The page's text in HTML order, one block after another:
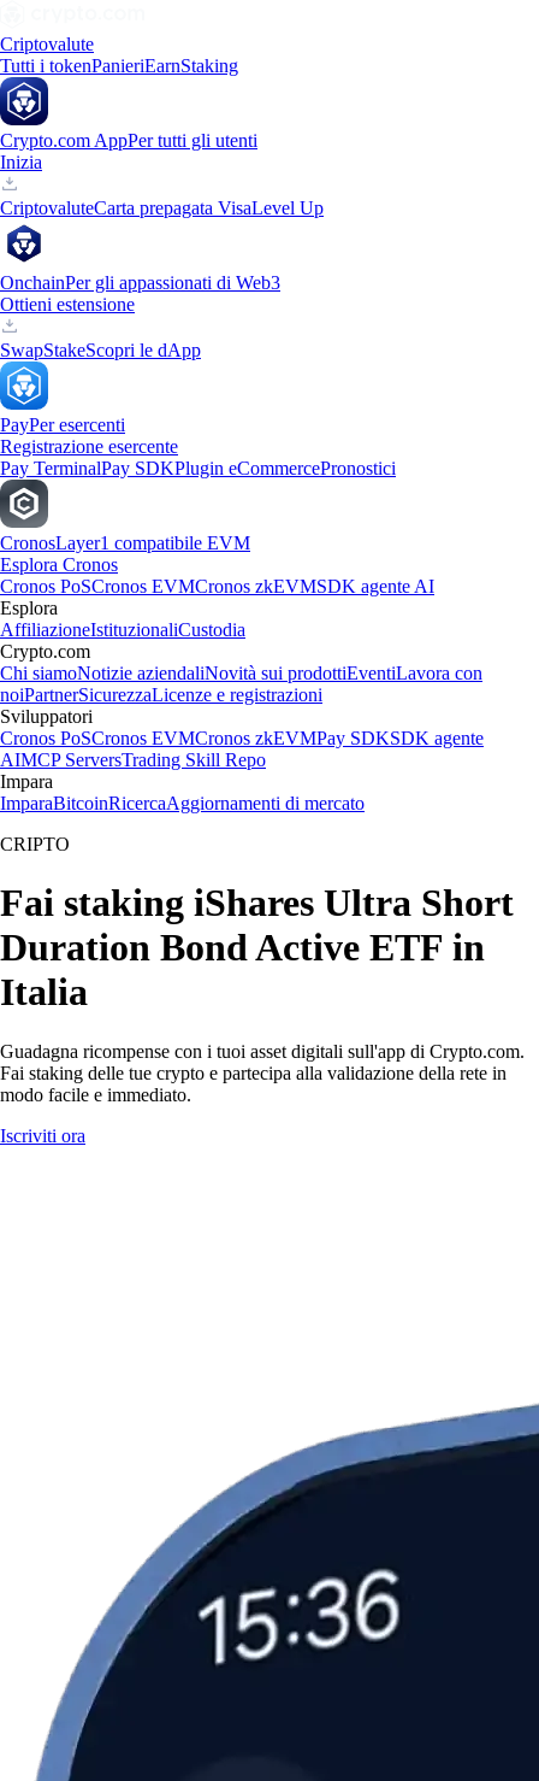
Criptovalute
Tutti i tokenPanieriEarnStaking
Crypto.com AppPer tutti gli utenti
Inizia
CriptovaluteCarta prepagata VisaLevel Up
OnchainPer gli appassionati di Web3
Ottieni estensione
SwapStakeScopri le dApp
PayPer esercenti
Registrazione esercente
Pay TerminalPay SDKPlugin eCommercePronostici
CronosLayer1 compatibile EVM
Esplora Cronos
Cronos PoSCronos EVMCronos zkEVMSDK agente AI
Esplora
AffiliazioneIstituzionaliCustodia
Crypto.com
Chi siamoNotizie aziendaliNovità sui prodottiEventiLavora con
noiPartnerSicurezzaLicenze e registrazioni
Sviluppatori
Cronos PoSCronos EVMCronos zkEVMPay SDKSDK agente
AIMCP ServersTrading Skill Repo
Impara
ImparaBitcoinRicercaAggiornamenti di mercato
CRIPTO
Fai staking iShares Ultra Short
Duration Bond Active ETF in
Italia
Guadagna ricompense con i tuoi asset digitali sull'app di Crypto.com.
Fai staking delle tue crypto e partecipa alla validazione della rete in
modo facile e immediato.
Iscriviti ora